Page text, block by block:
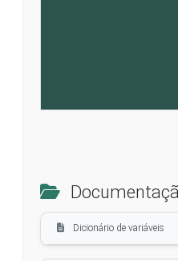
Dicionário de variáveis